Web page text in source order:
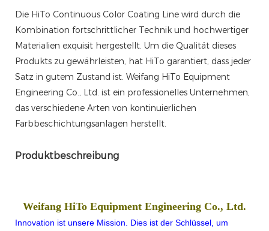
Die HiTo Continuous Color Coating Line wird durch die
Kombination fortschrittlicher Technik und hochwertiger
Materialien exquisit hergestellt. Um die Qualität dieses
Produkts zu gewährleisten, hat HiTo garantiert, dass jeder
Satz in gutem Zustand ist. Weifang HiTo Equipment
Engineering Co., Ltd. ist ein professionelles Unternehmen,
das verschiedene Arten von kontinuierlichen
Farbbeschichtungsanlagen herstellt.
Produktbeschreibung
Weifang HiTo Equipment Engineering Co., Ltd.
Innovation ist unsere Mission. Dies ist der Schlüssel, um